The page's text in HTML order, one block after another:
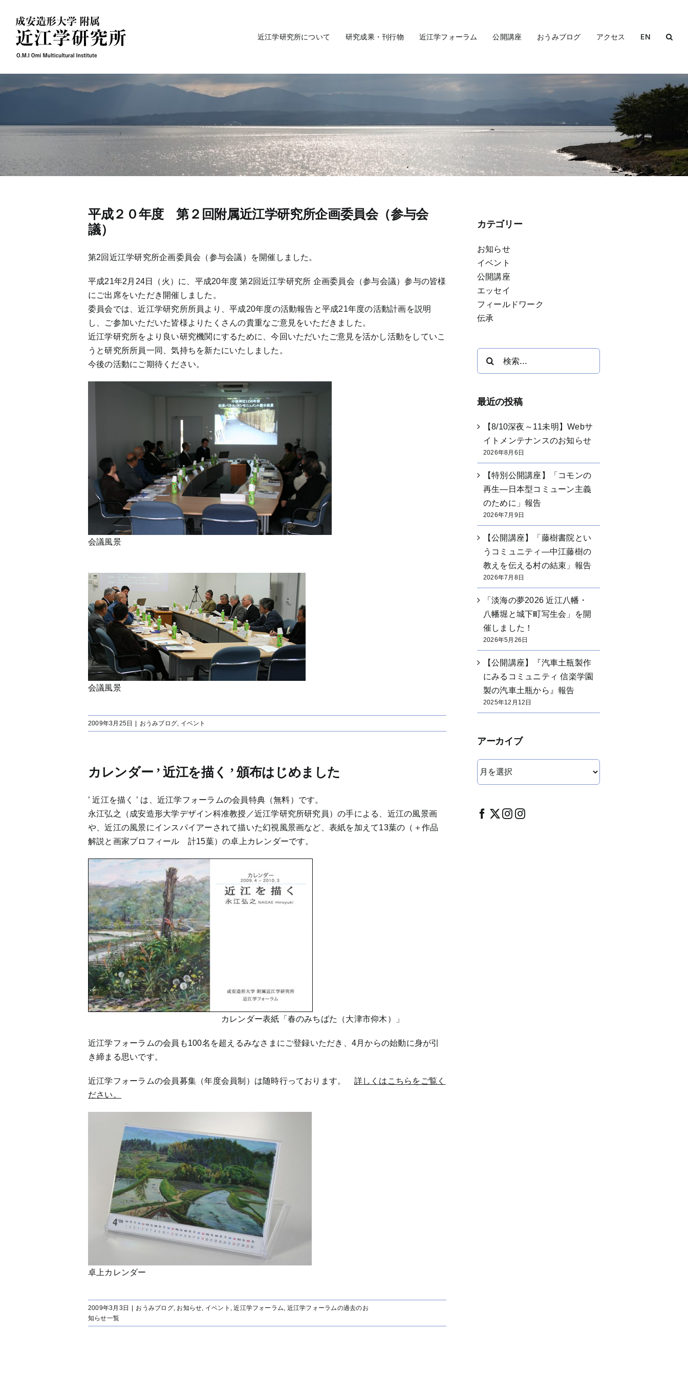
content
近江学研究所について 研究成果・刊行物 近江学フォーラム 公開講座 おうみブログ アクセス EN
平成２０年度 第２回附属近江学研究所企画委員会（参与会
議）
第2回近江学研究所企画委員会（参与会議）を開催しました。
平成21年2月24日（火）に、平成20年度 第2回近江学研究所 企画委員会（参与会議）参与の皆様
にご出席をいただき開催しました。
委員会では、近江学研究所所員より、平成20年度の活動報告と平成21年度の活動計画を説明
し、ご参加いただいた皆様よりたくさんの貴重なご意見をいただきました。
近江学研究所をより良い研究機関にするために、今回いただいたご意見を活かし活動をしていこ
うと研究所所員一同、気持ちを新たにいたしました。
今後の活動にご期待ください。
会議風景
会議風景
2009年3月25日 おうみブログ, イベント
カレンダー ’ 近江を描く ’ 頒布はじめました
’ 近江を描く ’ は、近江学フォーラムの会員特典（無料）です。
永江弘之（成安造形大学デザイン科准教授／近江学研究所研究員）の手による、近江の風景画
や、近江の風景にインスパイアーされて描いた幻視風景画など、表紙を加えて13葉の（＋作品
解説と画家プロフィール 計15葉）の卓上カレンダーです。
カレンダー表紙「春のみちばた（大津市仰木）」
近江学フォーラムの会員も100名を超えるみなさまにご登録いただき、4月からの始動に身が引
き締まる思いです。
近江学フォーラムの会員募集（年度会員制）は随時行っております。 詳しくはこちらをご覧く
ださい。
卓上カレンダー
2009年3月3日 おうみブログ, お知らせ, イベント ,近江学フォーラム, 近江学フォーラムの過去のお
知らせ一覧
カテゴリー
お知らせ
イベント
公開講座
エッセイ
フィールドワーク
伝承
最近の投稿
【8/10深夜～11未明】Webサ
イトメンテナンスのお知らせ
2026年8月6日
【特別公開講座】「コモンの
再生―日本型コミューン主義
のために」報告
2026年7月9日
【公開講座】「藤樹書院とい
うコミュニティ―中江藤樹の
教えを伝える村の結束」報告
2026年7月8日
「淡海の夢2026 近江八幡・
八幡堀と城下町写生会」を開
催しました！
2026年5月26日
【公開講座】『汽車土瓶製作
にみるコミュニティ 信楽学園
製の汽車土瓶から』報告
2025年12月12日
アーカイブ
イ
ブ